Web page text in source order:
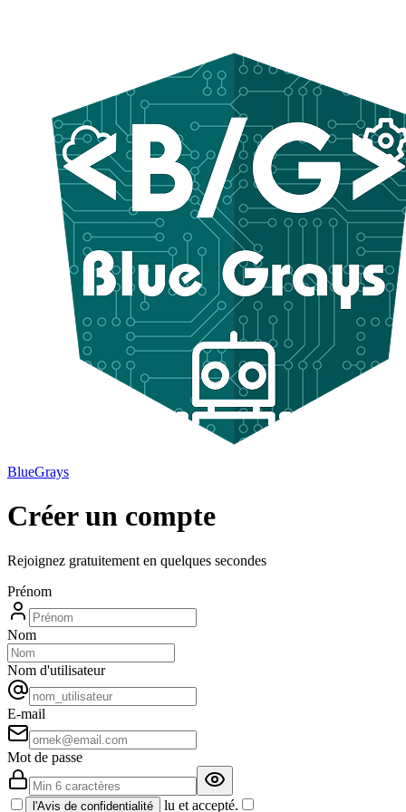
BlueGrays
Créer un compte
Rejoignez gratuitement en quelques secondes
Prénom
Nom
Nom d'utilisateur
E-mail
Mot de passe
l'Avis de confidentialité lu et accepté.